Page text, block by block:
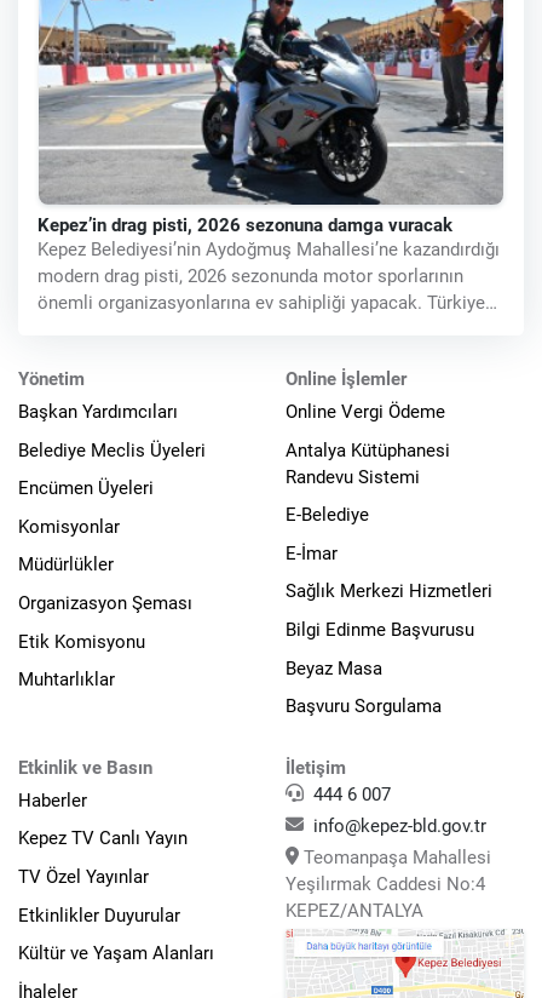
Kepez’in drag pisti, 2026 sezonuna damga vuracak
Kepez Belediyesi’nin Aydoğmuş Mahallesi’ne kazandırdığı
modern drag pisti, 2026 sezonunda motor sporlarının
önemli organizasyonlarına ev sahipliği yapacak. Türkiye
Yönetim
Başkan Yardımcıları
Belediye Meclis Üyeleri
Encümen Üyeleri
Komisyonlar
Müdürlükler
Organizasyon Şeması
Etik Komisyonu
Muhtarlıklar
Online İşlemler
Online Vergi Ödeme
Antalya Kütüphanesi
Randevu Sistemi
E-Belediye
E-İmar
Sağlık Merkezi Hizmetleri
Bilgi Edinme Başvurusu
Beyaz Masa
Başvuru Sorgulama
Etkinlik ve Basın
Haberler
Kepez TV Canlı Yayın
TV Özel Yayınlar
Etkinlikler Duyurular
Kültür ve Yaşam Alanları
İhaleler
İletişim
444 6 007
info@kepez-bld.gov.tr
Teomanpaşa Mahallesi
Yeşilırmak Caddesi No:4
KEPEZ/ANTALYA